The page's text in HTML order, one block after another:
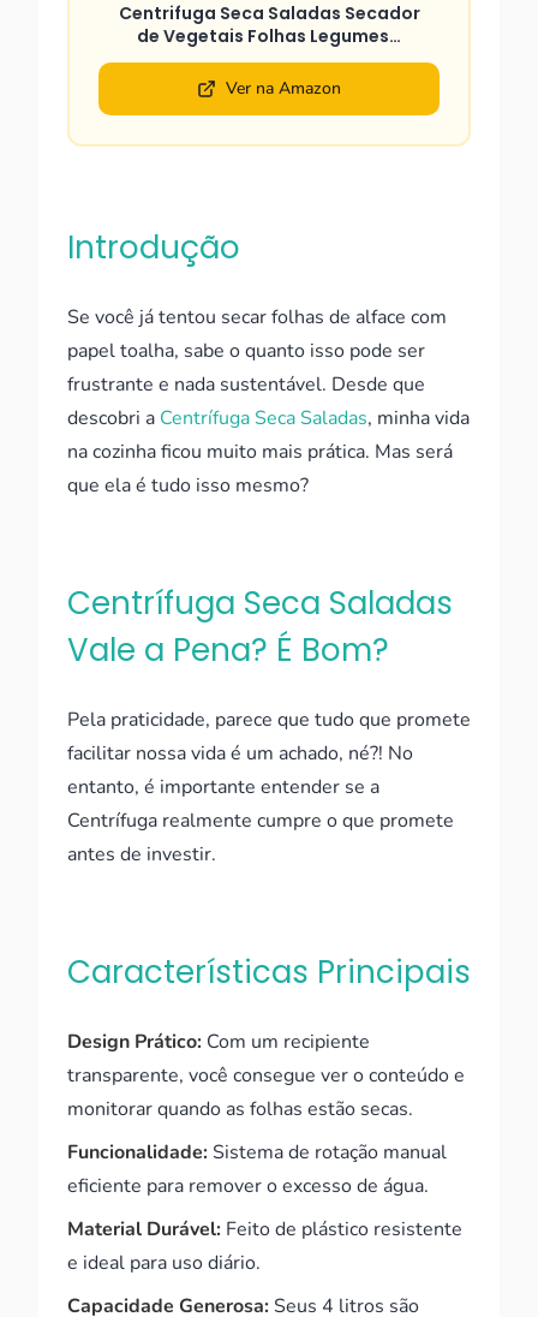
Centrifuga Seca Saladas Secador
de Vegetais Folhas Legumes…
Ver na Amazon
Introdução
Se você já tentou secar folhas de alface com
papel toalha, sabe o quanto isso pode ser
frustrante e nada sustentável. Desde que
descobri a Centrífuga Seca Saladas, minha vida
na cozinha ficou muito mais prática. Mas será
que ela é tudo isso mesmo?
Centrífuga Seca Saladas
Vale a Pena? É Bom?
Pela praticidade, parece que tudo que promete
facilitar nossa vida é um achado, né?! No
entanto, é importante entender se a
Centrífuga realmente cumpre o que promete
antes de investir.
Características Principais
Design Prático: Com um recipiente
transparente, você consegue ver o conteúdo e
monitorar quando as folhas estão secas.
Funcionalidade:Sistema de rotação manual
eficiente para remover o excesso de água.
Material Durável: Feito de plástico resistente
e ideal para uso diário.
Capacidade Generosa:Seus 4 litros são